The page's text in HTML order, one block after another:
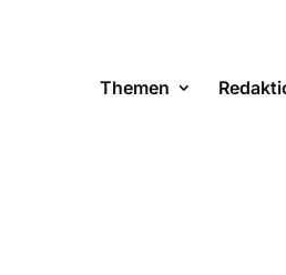
Themen